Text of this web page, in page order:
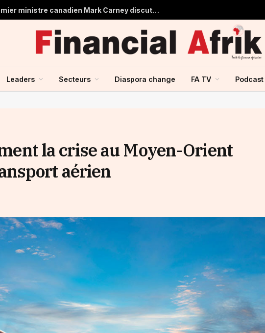
Aliko Dangote et le Premier ministre canadien Mark Carney discutent du renforcement des échanges entre le Canada et l’Afrique
Leaders Secteurs Diaspora change FA TV Podcast
la crise au Moyen-Orient
aérien